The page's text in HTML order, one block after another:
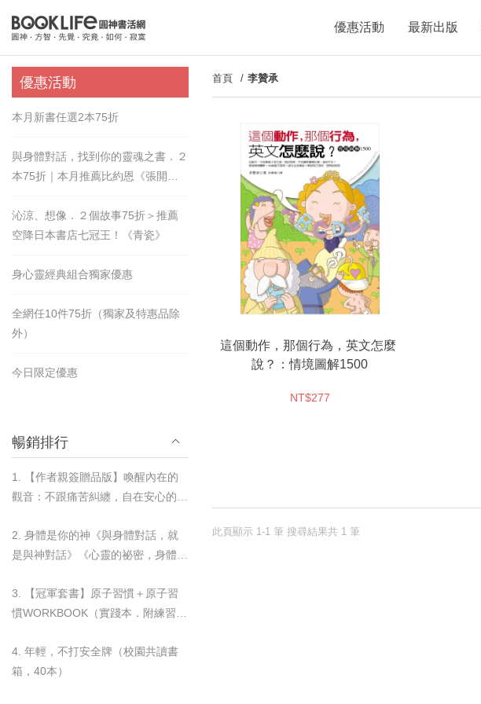
優惠活動 最新出版
優惠活動
本月新書任選2本75折
與身體對話，找到你的靈魂之書．２
本75折｜本月推薦比約恩《張開的
沁涼、想像．２個故事75折＞推薦
空降日本書店七冠王！《青瓷》
身心靈經典組合獨家優惠
全網任10件75折（獨家及特惠品除
外）
今日限定優惠
暢銷排行
1. 【作者親簽贈品版】喚醒內在的
觀音：不跟痛苦糾纏，自在安心的歸
2. 身體是你的神《與身體對話，就
是與神對話》《心靈的祕密，身體都
3. 【冠軍套書】原子習慣＋原子習
慣WORKBOOK（實踐本．附練習別
4. 年輕，不打安全牌（校園共讀書
箱，40本）
首頁 李贊承
這個動作，那個行為，英文怎麼
說？：情境圖解1500
NT$277
此頁顯示 1-1 筆 搜尋結果共 1 筆